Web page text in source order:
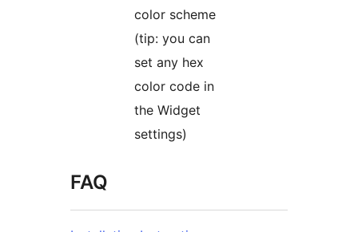
color scheme
(tip: you can
set any hex
color code in
the Widget
settings)
FAQ